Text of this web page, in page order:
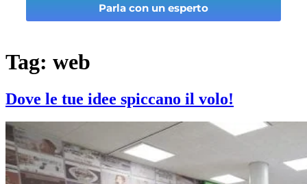
Parla con un esperto
Tag: web
Dove le tue idee spiccano il volo!